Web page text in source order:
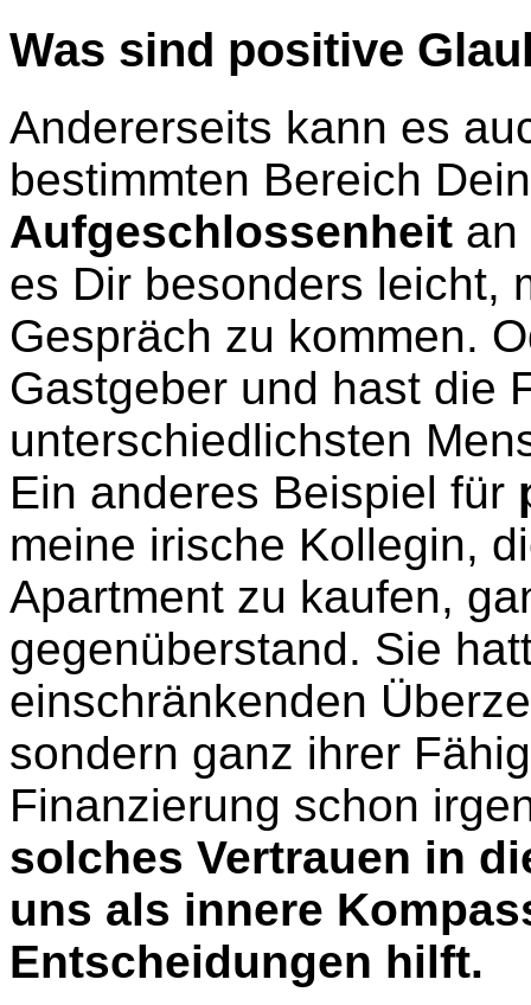
Was sind positive
Andererseits kann es
bestimmten Bereich
Aufgeschlossenheit an
es Dir besonders leicht,
Gespräch zu kommen.
Gastgeber und hast die
unterschiedlichsten
Ein anderes Beispiel für
meine irische Kollegin,
Apartment zu kaufen,
gegenüberstand. Sie
einschränkenden
sondern ganz ihrer
Finanzierung schon
solches Vertrauen in
uns als innere
Entscheidungen hilft.